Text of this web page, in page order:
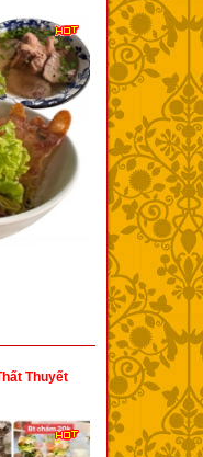
Thuyết